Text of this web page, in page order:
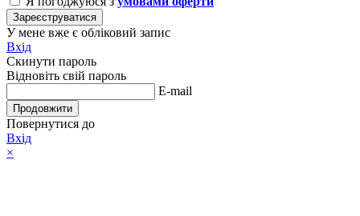
Зареєструватися
У мене вже є обліковий запис
Вхід
Скинути пароль
Відновіть свій пароль
E-mail
Продовжити
Повернутися до
Вхід
×